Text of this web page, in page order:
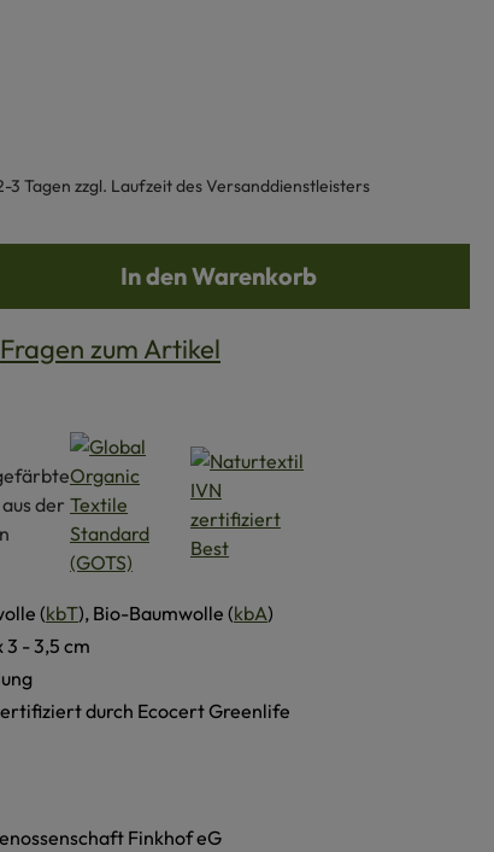
Tagen zzgl. Laufzeit des Versanddienstleisters
gewünschten Wert ein oder
In den Warenkorb
Fragen zum Artikel
(kbT), Bio-Baumwolle (kbA)
3 - 3,5 cm
durch Ecocert Greenlife
Finkhof eG